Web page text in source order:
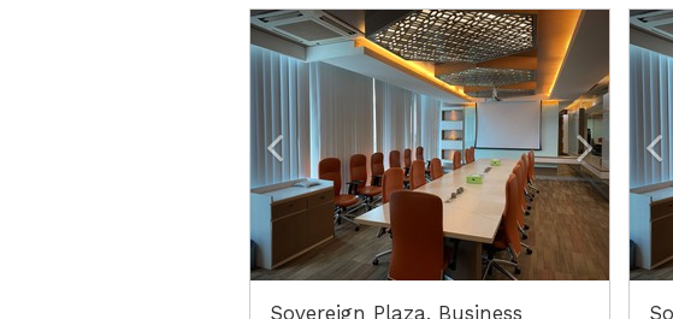
Previous Next2
Sovereign Plaza, Business